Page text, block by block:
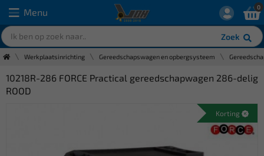
Menu
Zoek
0
Werkplaatsinrichting Gereedschapswagen en opbergsysteem
10218R-286 FORCE Practical gereedschapwagen 286-delig
ROOD
Korting